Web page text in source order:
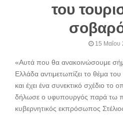
του
15 Μαΐου
«Αυτά που θα ανακοινώσουμε
Ελλάδα αντιμετωπίζει το θέμα
και έχει ένα συνεκτικό σχέδιο το
δήλωσε ο υφυπουργός παρά τω
κυβερνητικός εκπρόσωπος